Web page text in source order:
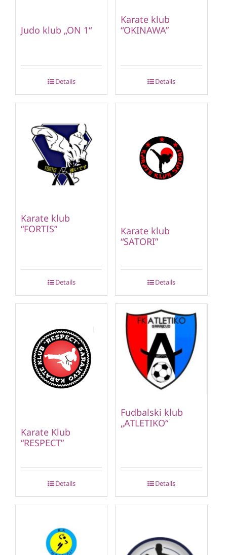
Judo klub „ON 1“
Details
Karate klub
“OKINAWA”
Details
Karate klub
“FORTIS”
Details
Karate klub
“SATORI”
Details
Karate Klub
“RESPECT”
Details
Fudbalski klub
„ATLETIKO“
Details